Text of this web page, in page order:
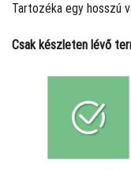
Tartozéka egy hosszú
Csak készleten lévő